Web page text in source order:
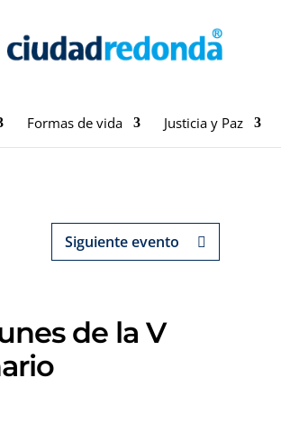
Formas de vida Justicia y Paz
Siguiente evento
de la V